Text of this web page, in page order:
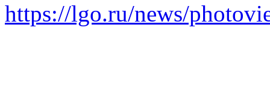
https://lgo.ru/news/